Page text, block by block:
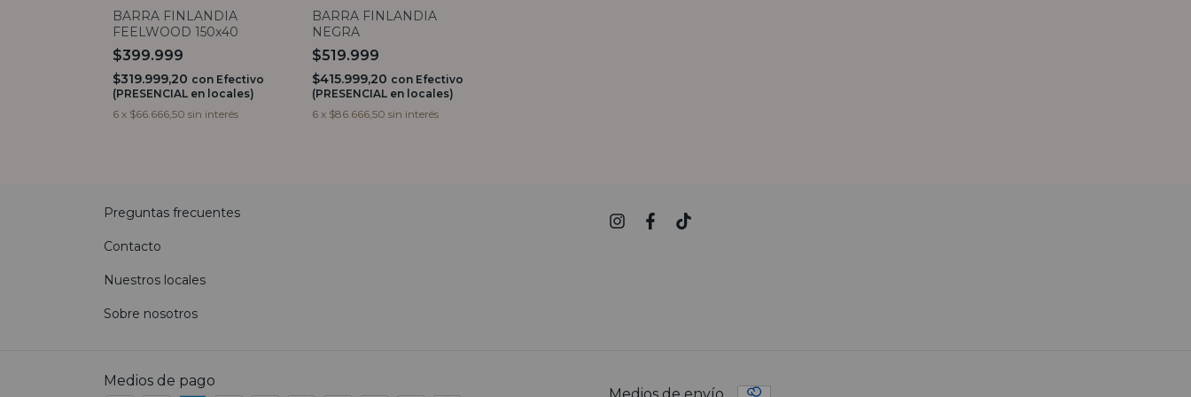
BARRA FINLANDIA
FEELWOOD 150x40
$399.999
$319.999,20 con Efectivo
(PRESENCIAL en locales)
6 x $66.666,50 sin interés
BARRA FINLANDIA
NEGRA
$519.999
$415.999,20 con Efectivo
(PRESENCIAL en locales)
6 x $86.666,50 sin interés
Preguntas frecuentes
Contacto
Nuestros locales
Sobre nosotros
Medios de pago